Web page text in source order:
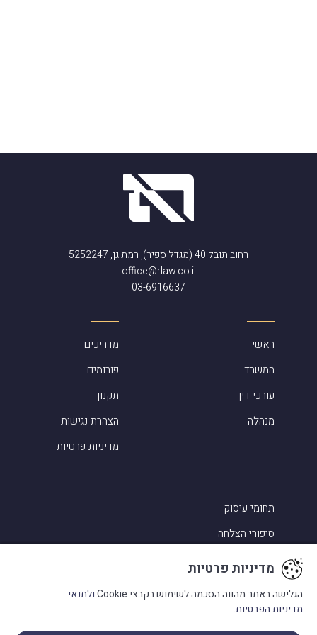
רחוב תובל 40 (מגדל ספיר), רמת גן, 5252247
office@rlaw.co.il
03-6916637
ראשי
המשרד
עורכי דין
מנהלה
מדריכים
פורומים
תקנון
הצהרת נגישות
מדיניות פרטיות
תחומי עיסוק
סיפורי הצלחה
מילון מונחים
מדיניות פרטיות
הגלישה באתר מהווה הסכמה לשימוש בקבצי Cookie
ולתנאי
מדיניות הפרטיות.